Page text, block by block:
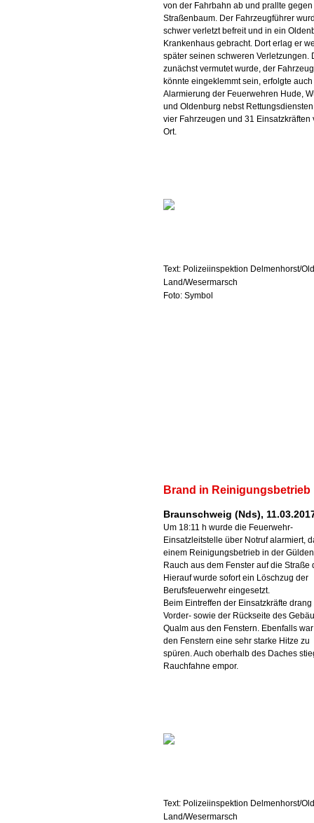
von der Fahrbahn ab und prallte
Straßenbaum. Der Fahrzeugführer
schwer verletzt befreit und in ein
Krankenhaus gebracht. Dort erlag er
später seinen schweren Verletzungen.
zunächst vermutet wurde, der
könnte eingeklemmt sein, erfolgte
Alarmierung der Feuerwehren Hude,
und Oldenburg nebst
vier Fahrzeugen und 31 Einsatzkräften
Ort.
Text: Polizeiinspektion Delmenhorst/
Land/Wesermarsch
Foto: Symbol
Brand in Reinigungsbetrieb
Braunschweig (Nds),
Um 18:11 h wurde die Feuerwehr-
Einsatzleitstelle über Notruf alarmiert,
einem Reinigungsbetrieb in der
Rauch aus dem Fenster auf die Straße
Hierauf wurde sofort ein Löschzug der
Berufsfeuerwehr eingesetzt.
Beim Eintreffen der Einsatzkräfte
Vorder- sowie der Rückseite des
Qualm aus den Fenstern. Ebenfalls
den Fenstern eine sehr starke Hitze zu
spüren. Auch oberhalb des Daches
Rauchfahne empor.
Text: Polizeiinspektion Delmenhorst/
Land/Wesermarsch